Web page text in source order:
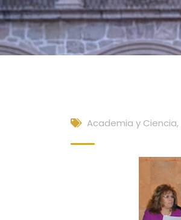
Academia y Ciencia,